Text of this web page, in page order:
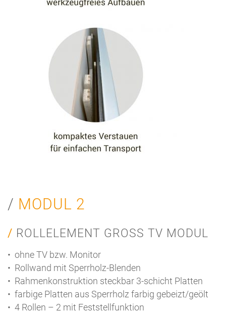
MODUL 2
ROLLELEMENT GROSS TV MODUL
• ohne TV bzw. Monitor
• Rollwand mit Sperrholz-Blenden
• Rahmenkonstruktion steckbar 3-schicht Platten
• farbige Platten aus Sperrholz farbig gebeizt/geölt
• 4 Rollen – 2 mit Feststellfunktion